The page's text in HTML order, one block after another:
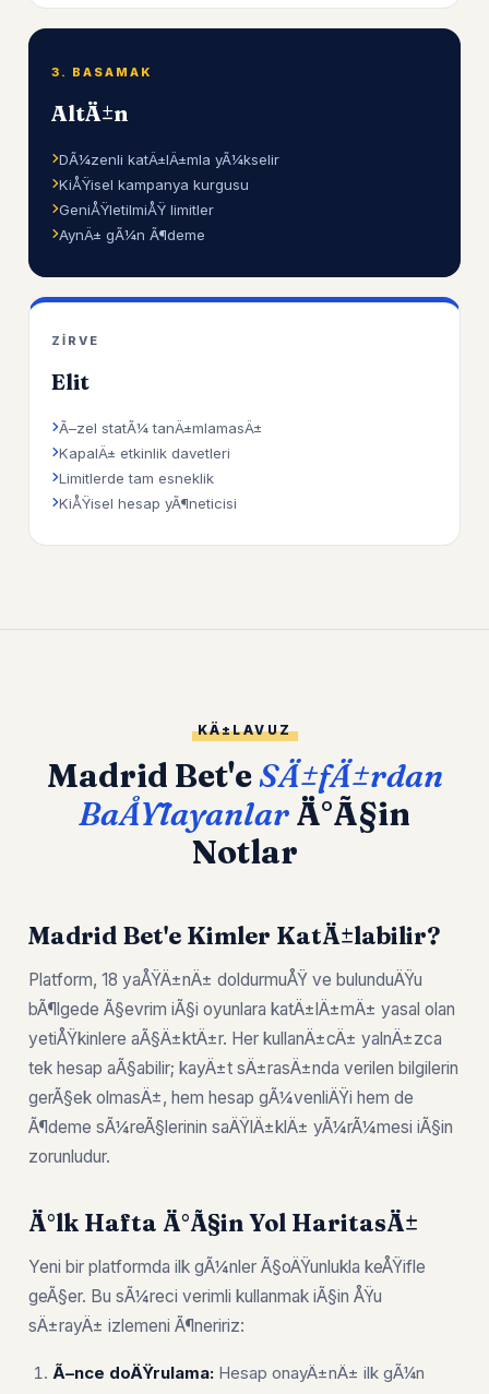
3. BASAMAK
AltÄ±n
DÃ¼zenli katÄ±lÄ±mla yÃ¼kselir
KiÅŸisel kampanya kurgusu
GeniÅŸletilmiÅŸ limitler
AynÄ± gÃ¼n Ã¶deme
ZIRVE
Elit
Ã–zel statÃ¼ tanÄ±mlamasÄ±
KapalÄ± etkinlik davetleri
Limitlerde tam esneklik
KiÅŸisel hesap yÃ¶neticisi
KÄ±LAVUZ
Madrid Bet'eSÄ±fÄ±rdan
BaÅŸlayanlarÄ°Ã§in
Notlar
Madrid Bet'e Kimler KatÄ±labilir?
Platform, 18 yaÅŸÄ±nÄ± doldurmuÅŸ ve bulunduÄŸu
bÃ¶lgede Ã§evrim iÃ§i oyunlara katÄ±lÄ±mÄ± yasal olan
yetiÅŸkinlere aÃ§Ä±ktÄ±r. Her kullanÄ±cÄ± yalnÄ±zca
tek hesap aÃ§abilir; kayÄ±t sÄ±rasÄ±nda verilen bilgilerin
gerÃ§ek olmasÄ±, hem hesap gÃ¼venliÄŸi hem de
Ã¶deme sÃ¼reÃ§lerinin saÄŸlÄ±klÄ± yÃ¼rÃ¼mesi iÃ§in
zorunludur.
Ä°lk Hafta Ä°Ã§in Yol HaritasÄ±
Yeni bir platformda ilk gÃ¼nler Ã§oÄŸunlukla keÅŸifle
geÃ§er. Bu sÃ¼reci verimli kullanmak iÃ§in ÅŸu
sÄ±rayÄ± izlemeni Ã¶neririz:
Ã–nce doÄŸrulama: Hesap onayÄ±nÄ± ilk gÃ¼n